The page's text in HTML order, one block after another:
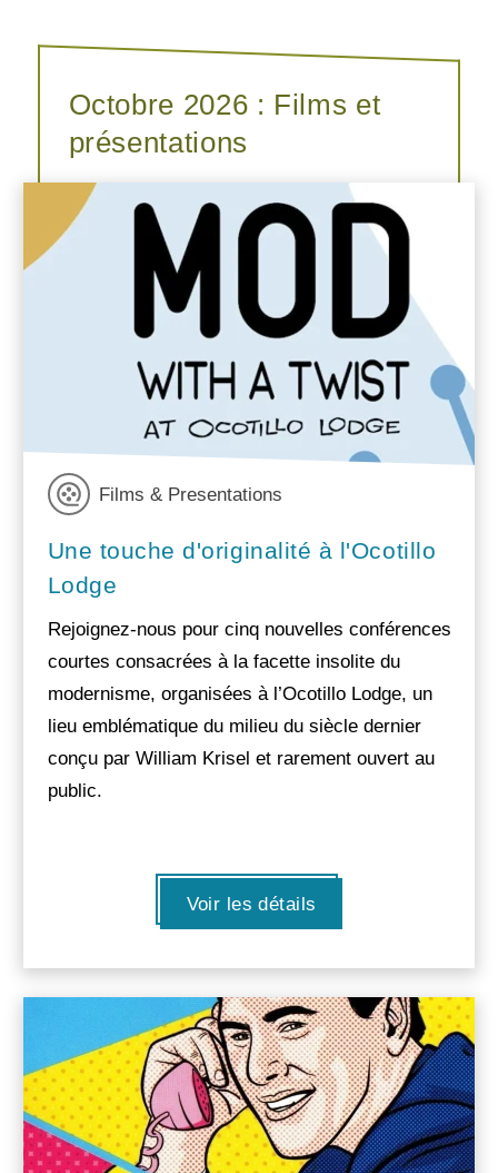
Octobre 2026 : Films et
présentations
Films & Presentations
Une touche d'originalité à l'Ocotillo
Lodge
Rejoignez-nous pour cinq nouvelles conférences
courtes consacrées à la facette insolite du
modernisme, organisées à l’Ocotillo Lodge, un
lieu emblématique du milieu du siècle dernier
conçu par William Krisel et rarement ouvert au
public.
Voir les détails